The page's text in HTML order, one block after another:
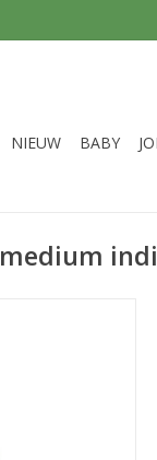
NIEUW BABY